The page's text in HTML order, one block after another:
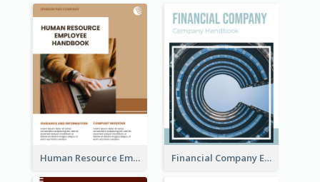
Human Resource Employee Handbook Financial Company Employee Handbook